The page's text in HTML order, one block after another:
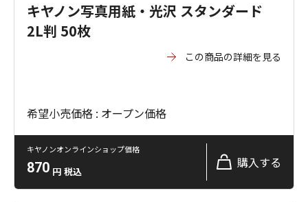
キヤノン写真用紙・光沢 スタンダード
2L判 50枚
この商品の詳細を見る
希望小売価格 : オープン価格
キヤノンオンラインショップ価格
870 円 税込
購入する